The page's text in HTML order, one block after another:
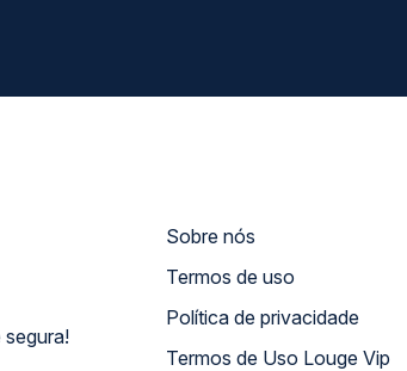
segura!
Sobre nós
Termos de uso
Política de privacidade
Termos de Uso Louge Vip